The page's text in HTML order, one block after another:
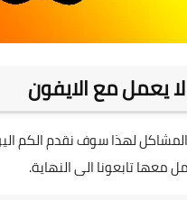
يعمل مع الايفون
لهذا سوف نقدم الكم
معها تابعونا الى النهاية.